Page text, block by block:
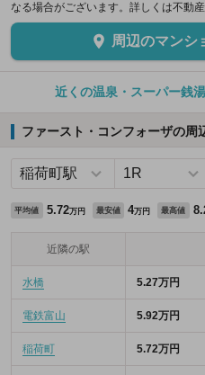
なる場合がございます。詳しくは不動
周辺のマンシ
近くの温泉・スーパー銭
ファースト・コンフォーザの周
平均値 5.72万円 最安値 4万円 最高値
近隣の駅
水橋 5.27万円
電鉄富山 5.92万円
稲荷町 5.72万円